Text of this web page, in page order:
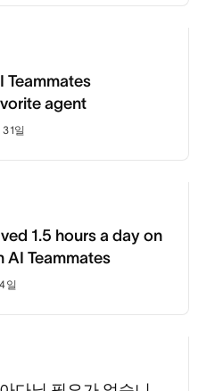
Teammates
agent
일
1.5 hours a day on
AI Teammates
일